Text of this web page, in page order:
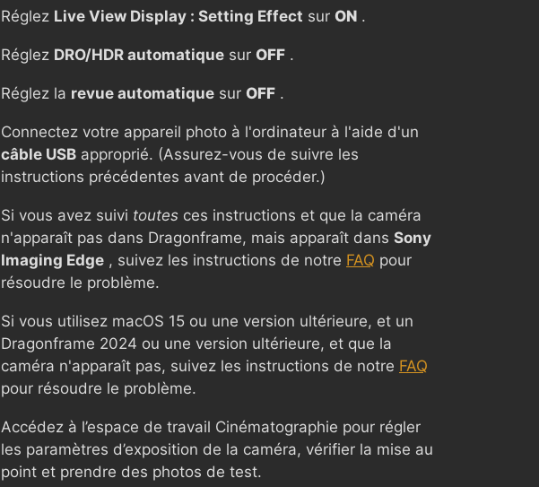
Réglez Live View Display : Setting Effect sur ON .
Réglez DRO/HDR automatique sur OFF .
Réglez la revue automatique sur OFF .
Connectez votre appareil photo à l'ordinateur à l'aide d'un
câble USB approprié. (Assurez-vous de suivre les
instructions précédentes avant de procéder.)
Si vous avez suivi toutes ces instructions et que la caméra
n'apparaît pas dans Dragonframe, mais apparaît dans Sony
Imaging Edge , suivez les instructions de notre FAQ pour
résoudre le problème.
Si vous utilisez macOS 15 ou une version ultérieure, et un
Dragonframe 2024 ou une version ultérieure, et que la
caméra n'apparaît pas, suivez les instructions de notre FAQ
pour résoudre le problème.
Accédez à l’espace de travail Cinématographie pour régler
les paramètres d’exposition de la caméra, vérifier la mise au
point et prendre des photos de test.